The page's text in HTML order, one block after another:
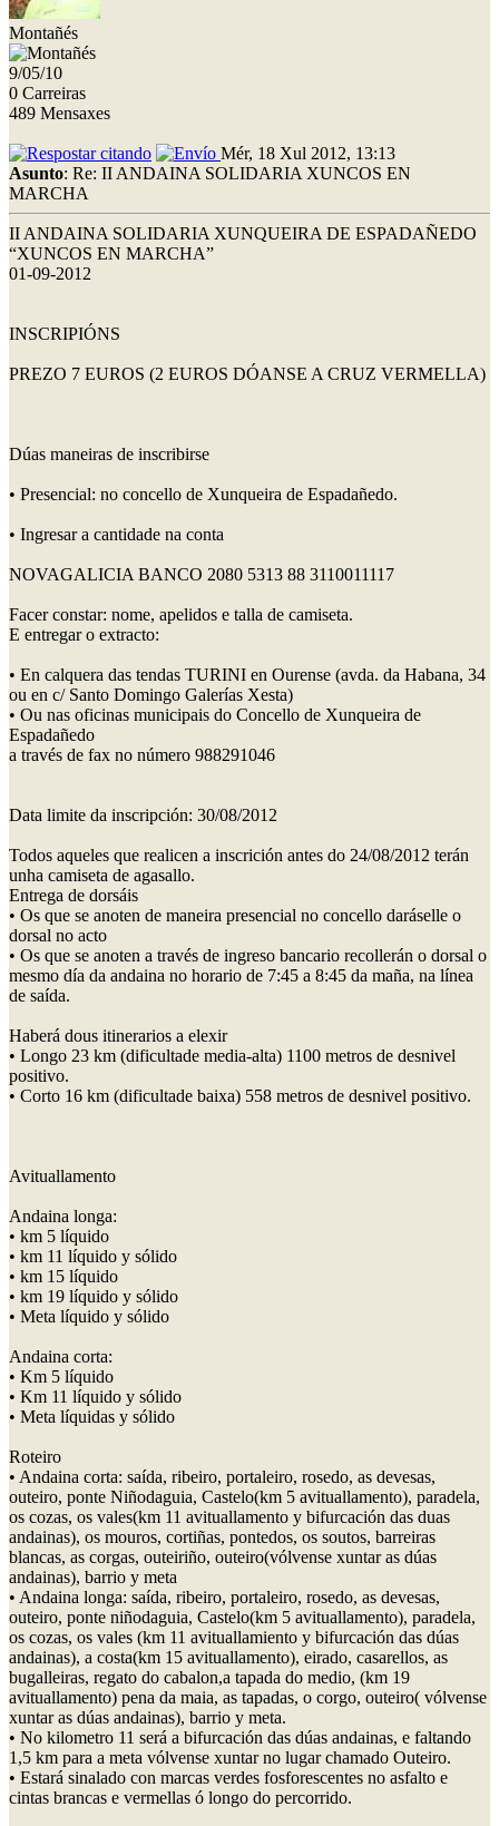
Montañés
9/05/10
0 Carreiras
489 Mensaxes
Mér, 18 Xul 2012, 13:13
Asunto: Re: II ANDAINA SOLIDARIA XUNCOS EN
MARCHA
II ANDAINA SOLIDARIA XUNQUEIRA DE ESPADAÑEDO
“XUNCOS EN MARCHA”
01-09-2012
INSCRIPIÓNS
PREZO 7 EUROS (2 EUROS DÓANSE A CRUZ VERMELLA)
Dúas maneiras de inscribirse
• Presencial: no concello de Xunqueira de Espadañedo.
• Ingresar a cantidade na conta
NOVAGALICIA BANCO 2080 5313 88 3110011117
Facer constar: nome, apelidos e talla de camiseta.
E entregar o extracto:
• En calquera das tendas TURINI en Ourense (avda. da Habana, 34
ou en c/ Santo Domingo Galerías Xesta)
• Ou nas oficinas municipais do Concello de Xunqueira de
Espadañedo
a través de fax no número 988291046
Data limite da inscripción: 30/08/2012
Todos aqueles que realicen a inscrición antes do 24/08/2012 terán
unha camiseta de agasallo.
Entrega de dorsáis
• Os que se anoten de maneira presencial no concello daráselle o
dorsal no acto
• Os que se anoten a través de ingreso bancario recollerán o dorsal o
mesmo día da andaina no horario de 7:45 a 8:45 da maña, na línea
de saída.
Haberá dous itinerarios a elexir
• Longo 23 km (dificultade media-alta) 1100 metros de desnivel
positivo.
• Corto 16 km (dificultade baixa) 558 metros de desnivel positivo.
Avituallamento
Andaina longa:
• km 5 líquido
• km 11 líquido y sólido
• km 15 líquido
• km 19 líquido y sólido
• Meta líquido y sólido
Andaina corta:
• Km 5 líquido
• Km 11 líquido y sólido
• Meta líquidas y sólido
Roteiro
• Andaina corta: saída, ribeiro, portaleiro, rosedo, as devesas,
outeiro, ponte Niñodaguia, Castelo(km 5 avituallamento), paradela,
os cozas, os vales(km 11 avituallamento y bifurcación das duas
andainas), os mouros, cortiñas, pontedos, os soutos, barreiras
blancas, as corgas, outeiriño, outeiro(vólvense xuntar as dúas
andainas), barrio y meta
• Andaina longa: saída, ribeiro, portaleiro, rosedo, as devesas,
outeiro, ponte niñodaguia, Castelo(km 5 avituallamento), paradela,
os cozas, os vales (km 11 avituallamiento y bifurcación das dúas
andainas), a costa(km 15 avituallamento), eirado, casarellos, as
bugalleiras, regato do cabalon,a tapada do medio, (km 19
avituallamento) pena da maia, as tapadas, o corgo, outeiro( vólvense
xuntar as dúas andainas), barrio y meta.
• No kilometro 11 será a bifurcación das dúas andainas, e faltando
1,5 km para a meta vólvense xuntar no lugar chamado Outeiro.
• Estará sinalado con marcas verdes fosforescentes no asfalto e
cintas brancas e vermellas ó longo do percorrido.